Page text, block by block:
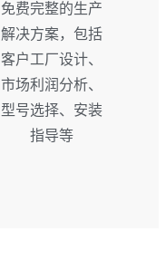
免费完整的生产
解决方案，包括
客户工厂设计、
市场利润分析、
型号选择、安装
指导等